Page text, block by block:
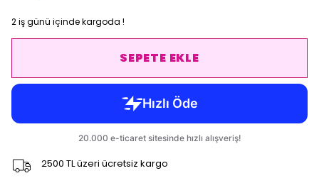
2 iş günü içinde kargoda !
SEPETE EKLE
2500 TL üzeri ücretsiz kargo